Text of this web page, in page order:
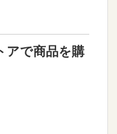
アで商品を購